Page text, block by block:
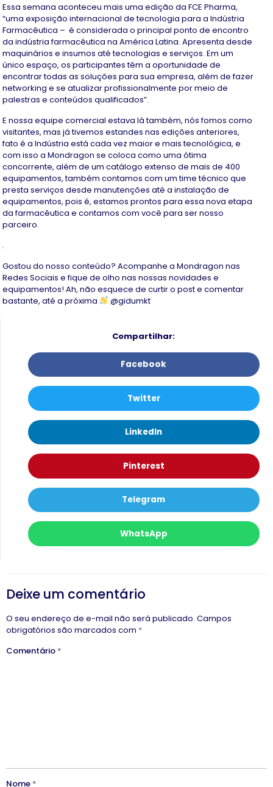
Essa semana aconteceu mais uma edição da FCE Pharma,
“uma exposição internacional de tecnologia para a Indústria
Farmacêutica – é considerada o principal ponto de encontro
da indústria farmacêutica na América Latina. Apresenta desde
maquinários e insumos até tecnologias e serviços. Em um
único espaço, os participantes têm a oportunidade de
encontrar todas as soluções para sua empresa, além de fazer
networking e se atualizar profissionalmente por meio de
palestras e conteúdos qualificados”.
E nossa equipe comercial estava lá também, nós fomos como
visitantes, mas já tivemos estandes nas edições anteriores,
fato é a Indústria está cada vez maior e mais tecnológica, e
com isso a Mondragon se coloca como uma ótima
concorrente, além de um catálogo extenso de mais de 400
equipamentos, também contamos com um time técnico que
presta serviços desde manutenções até a instalação de
equipamentos, pois é, estamos prontos para essa nova etapa
da farmacêutica e contamos com você para ser nosso
parceiro.
.
Gostou do nosso conteúdo? Acompanhe a Mondragon nas
Redes Sociais e fique de olho nas nossas novidades e
equipamentos! Ah, não esquece de curtir o post e comentar
bastante, até a próxima
@gidumkt
Compartilhar:
Facebook
Twitter
LinkedIn
Pinterest
Telegram
WhatsApp
Deixe um comentário
O seu endereço de e-mail não será publicado. Campos
obrigatórios são marcados com *
Comentário *
Nome *